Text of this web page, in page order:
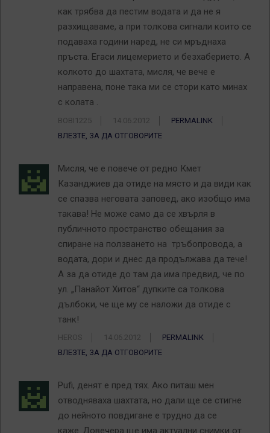
как трябва да пестим водата и да не я
разхищаваме, а при толкова сигнали които се
подаваха години наред, не си мръднаха
пръста. Егаси лицемерието и безхаберието. А
колкото до шахтата, мисля, че вече е
направена, поне така ми се стори като минах
с колата .
BOBI1225 14.06.2012
PERMALINK
ВЛЕЗТЕ, ЗА ДА ОТГОВОРИТЕ
Мисля, че е повече от редно Кмет
Казанджиев да отиде на място и да види как
се спазва неговата заповед, ако изобщо има
такава! Не може само да се хвърля в
публичното пространство обещания за
спиране на ползването на тръбопровода, а
водата, дори и днес да продължава да тече!
А за да отиде до там да има предвид, че по
ул. „Панайот Хитов“ дупките са толкова
дълбоки, че ще му се наложи да отиде с
танк!
HEROS 14.06.2012
PERMALINK
ВЛЕЗТЕ, ЗА ДА ОТГОВОРИТЕ
Pufi, денят е пред тях. Ако питаш мен
отводняваха шахтата, но дали ще се стигне
до нейното повдигане е трудно да се